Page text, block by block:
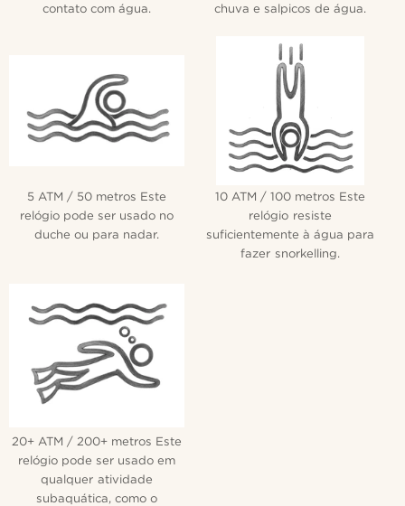
contato com água.
chuva e salpicos de água.
5 ATM / 50 metros Este
relógio pode ser usado no
duche ou para nadar.
10 ATM / 100 metros Este
relógio resiste
suficientemente à água para
fazer snorkelling.
20+ ATM / 200+ metros Este
relógio pode ser usado em
qualquer atividade
subaquática, como o